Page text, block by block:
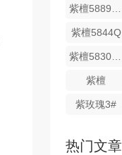
紫檀5889DS
紫檀5844Q
紫檀5830DS
紫檀
紫玫瑰3#
热门文章